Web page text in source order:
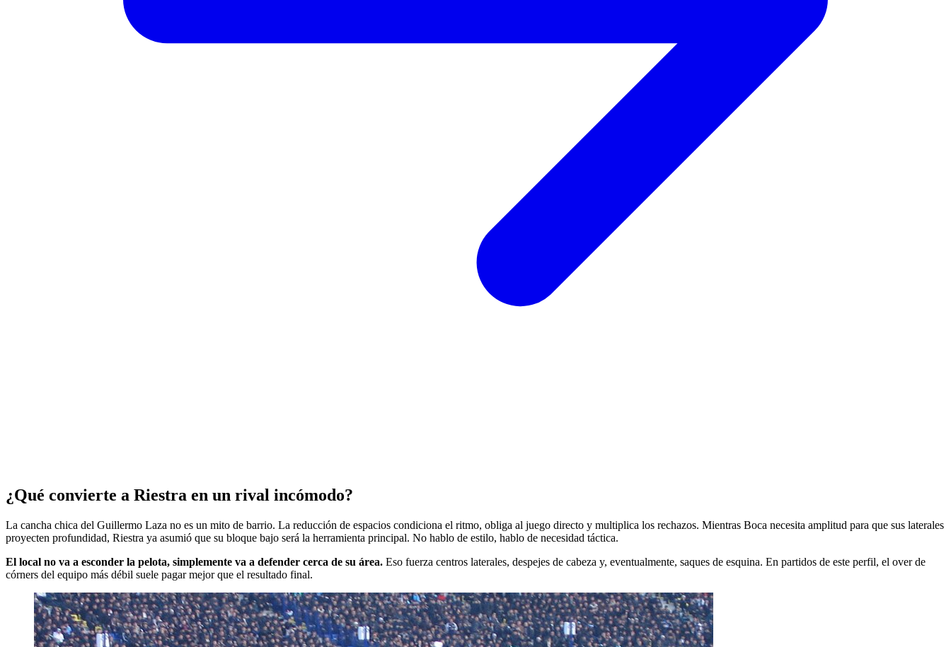
¿Qué convierte a Riestra en un rival incómodo?
La cancha chica del Guillermo Laza no es un mito de barrio. La reducción de espacios condiciona el ritmo, obliga al juego directo y multiplica los rechazos. Mientras Boca necesita amplitud para que sus laterales
proyecten profundidad, Riestra ya asumió que su bloque bajo será la herramienta principal. No hablo de estilo, hablo de necesidad táctica.
El local no va a esconder la pelota, simplemente va a defender cerca de su área. Eso fuerza centros laterales, despejes de cabeza y, eventualmente, saques de esquina. En partidos de este perfil, el over de
córners del equipo más débil suele pagar mejor que el resultado final.